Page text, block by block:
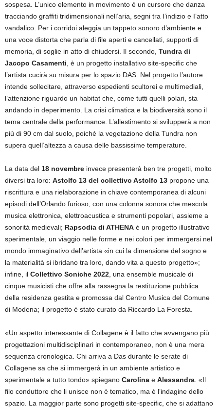
sospesa. L’unico elemento in movimento é un cursore che danza
tracciando graffiti tridimensionali nell’aria, segni tra I’indizio e I’atto
vandalico. Per i corridoi aleggia un tappeto sonoro d’ambiente e
una voce distorta che parla di file aperti e cancellati, supporti di
memoria, di soglie in atto di chiudersi. Il secondo, Tundra di
Jacopo Casamenti, è un progetto installativo site-specific che
l’artista cucirà su misura per lo spazio DAS. Nel progetto l’autore
intende sollecitare, attraverso espedienti scultorei e multimediali,
l’attenzione riguardo un habitat che, come tutti quelli polari, sta
andando in deperimento. La crisi climatica e la biodiversità sono il
tema centrale della performance. L’allestimento si svilupperà a non
più di 90 cm dal suolo, poiché la vegetazione della Tundra non
supera quell’altezza a causa delle bassissime temperature.
La data del 18 novembre invece presenterà ben tre progetti, molto
diversi tra loro: Astolfo 13 del collettivo Astolfo 13 propone una
riscrittura e una rielaborazione in chiave contemporanea di alcuni
episodi dell’Orlando furioso, con una colonna sonora che mescola
musica elettronica, elettroacustica e strumenti popolari, assieme a
sonorità medievali; Rapsodia di ATHENA è un progetto illustrativo
sperimentale, un viaggio nelle forme e nei colori per immergersi nel
mondo immaginativo dell’artista «in cui la dimensione del sogno e
la materialità si ibridano tra loro, dando vita a questo progetto»;
infine, il Collettivo Soniche 2022, una ensemble musicale di
cinque musicisti che offre alla rassegna la restituzione pubblica
della residenza gestita e promossa dal Centro Musica del Comune
di Modena; il progetto è stato curato da Riccardo La Foresta.
«Un aspetto interessante di Collagene è il fatto che avvengano più
progettazioni multidisciplinari in contemporaneo, non è una mera
sequenza cronologica. Chi arriva a Das durante le serate di
Collagene sa che si immergerà in un ambiente artistico e
sperimentale a tutto tondo» spiegano Carolina e Alessandra. «Il
filo conduttore che li unisce non è tematico, ma è l’indagine dello
spazio. La maggior parte sono progetti site-specific, che si adattano